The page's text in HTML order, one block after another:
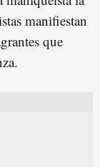
manifiestan
que